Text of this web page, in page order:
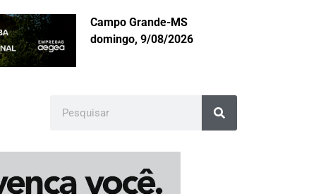
Campo Grande-MS
domingo, 9/08/2026